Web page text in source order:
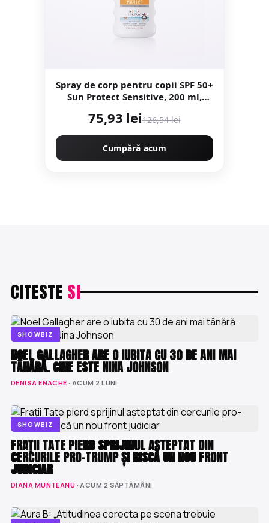
Spray de corp pentru copii SPF 50+
Sun Protect Sensitive, 200 ml,
75,93 lei126,54 lei
Cumpără acum
CITESTE SI
SHOWBIZ
NOEL GALLAGHER ARE O IUBITA CU 30 DE ANI MAI
TÂNĂRĂ. CINE ESTE NINA JOHNSON
DENISA ENACHE · ACUM 2 LUNI
SHOWBIZ
FRAȚII TATE PIERD SPRIJINUL AȘTEPTAT DIN
CERCURILE PRO-TRUMP ȘI RISCĂ UN NOU FRONT
JUDICIAR
DIANA MUNTEANU · ACUM 2 SĂPTĂMÂNI